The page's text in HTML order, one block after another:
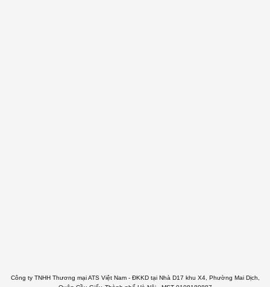
Công ty TNHH Thương mại ATS Việt Nam - ĐKKD tại Nhà D17 khu X4, Phường Mai Dịch,